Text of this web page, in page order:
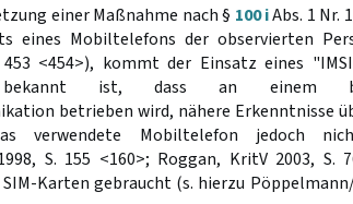
einer Maßnahme nach § 100 iAbs. 1 Nr.
eines Mobiltelefons der observierten
453 <454>), kommt der Einsatz eines
bekannt ist, dass an einem
betrieben wird, nähere Erkenntnisse
verwendete Mobiltelefon jedoch
S. 155 <160>; Roggan, KritV 2003, S.
Karten gebraucht (s. hierzu